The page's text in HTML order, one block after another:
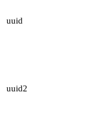
uuid
uuid2